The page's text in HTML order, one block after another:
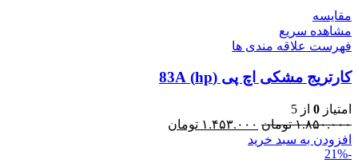
مقایسه
مشاهده سریع
فهرست علاقه مندی ها
کارتریج مشکی اچ پی (hp) 83A
امتیاز 0 از 5
۱.۸۵۰.۰۰۰ تومان ۱.۴۵۳.۰۰۰ تومان
افزودن به سبد خرید
-21%